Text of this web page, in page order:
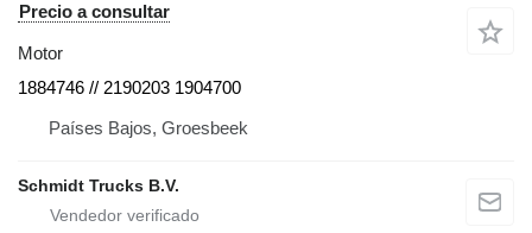
Precio a consultar
Motor
1884746 // 2190203 1904700
Países Bajos, Groesbeek
Schmidt Trucks B.V.